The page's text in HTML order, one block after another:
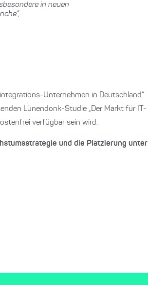
in neuen
Unternehmen in Deutschland“
Lünendonk-Studie „Der Markt für IT-
verfügbar sein wird.
und die Platzierung unter